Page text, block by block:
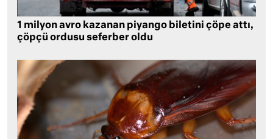
1 milyon avro kazanan piyango biletini çöpe attı,
çöpçü ordusu seferber oldu